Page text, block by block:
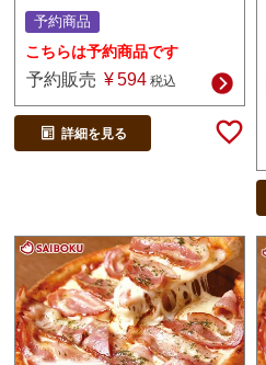
予約商品
こちらは予約商品です
予約販売 ¥ 594 税込
詳細を見る